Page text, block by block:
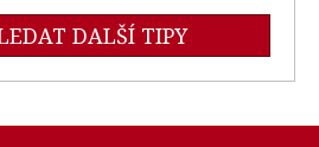
DALŠÍ TIPY